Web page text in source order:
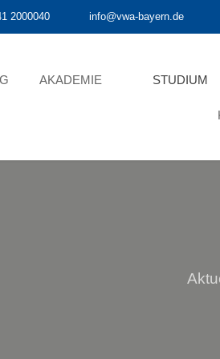
2000040 info@vwa-bayern.de
AKADEMIE STUDIUM